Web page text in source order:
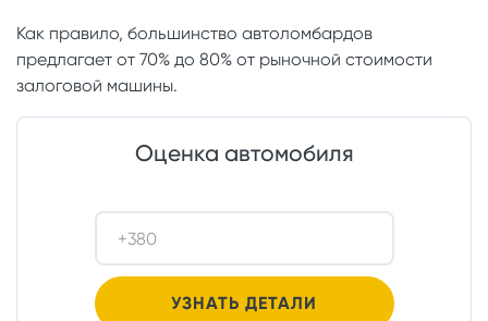
Как правило, большинство автоломбардов
предлагает от 70% до 80% от рыночной стоимости
залоговой машины.
Оценка автомобиля